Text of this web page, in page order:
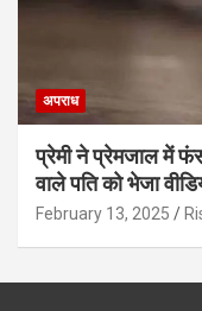
अपराध
प्रेमी ने प्रेमजाल में
वाले पत‍ि को भेजा
February 13, 2025